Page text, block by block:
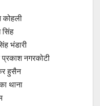
कोहली
सिंह
भंडारी
प्रकाश नगरकोटी
हुसैन
थाना